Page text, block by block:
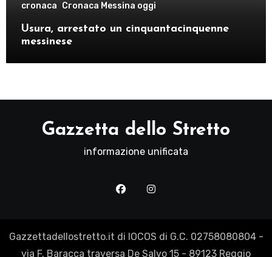
cronaca Cronaca Messina oggi
Usura, arrestato un cinquantacinquenne
messinese
Gazzetta dello Stretto
informazione unificata
Gazzettadellostretto.it di IOCOS di G.C. 02758080804 -
via F. Baracca traversa De Salvo 15 - 89123 Reggio